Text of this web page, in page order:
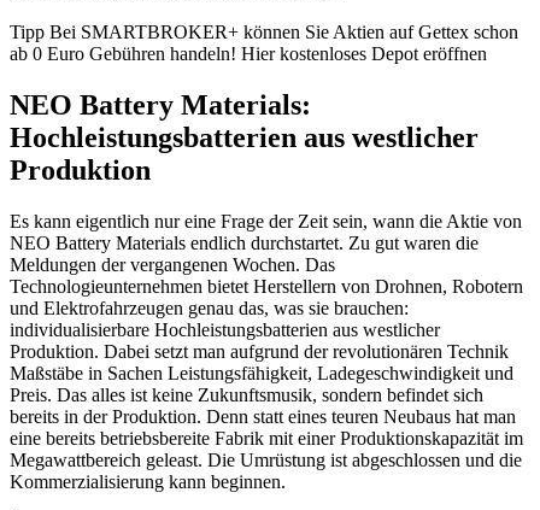
Tipp Bei SMARTBROKER+ können Sie Aktien auf Gettex schon
ab 0 Euro Gebühren handeln! Hier kostenloses Depot eröffnen
NEO Battery Materials:
Hochleistungsbatterien aus westlicher
Produktion
Es kann eigentlich nur eine Frage der Zeit sein, wann die Aktie von
NEO Battery Materials endlich durchstartet. Zu gut waren die
Meldungen der vergangenen Wochen. Das
Technologieunternehmen bietet Herstellern von Drohnen, Robotern
und Elektrofahrzeugen genau das, was sie brauchen:
individualisierbare Hochleistungsbatterien aus westlicher
Produktion. Dabei setzt man aufgrund der revolutionären Technik
Maßstäbe in Sachen Leistungsfähigkeit, Ladegeschwindigkeit und
Preis. Das alles ist keine Zukunftsmusik, sondern befindet sich
bereits in der Produktion. Denn statt eines teuren Neubaus hat man
eine bereits betriebsbereite Fabrik mit einer Produktionskapazität im
Megawattbereich geleast. Die Umrüstung ist abgeschlossen und die
Kommerzialisierung kann beginnen.